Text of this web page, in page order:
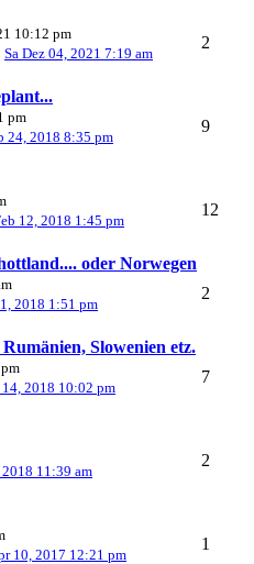
10:12 pm
Sa Dez 04, 2021 7:19 am
2
pm
24, 2018 8:35 pm
9
12, 2018 1:45 pm
12
oder Norwegen
2018 1:51 pm
2
Slowenien etz.
14, 2018 10:02 pm
7
11:39 am
2
10, 2017 12:21 pm
1